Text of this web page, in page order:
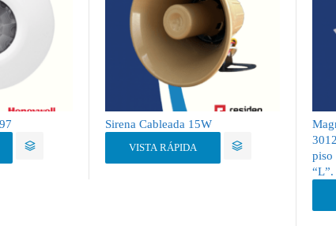
Sirena Cableada 15W
VISTA RÁPIDA
piso
“L”.